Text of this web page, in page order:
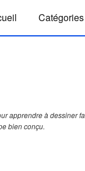
Catégories
apprendre à dessiner
bien conçu.